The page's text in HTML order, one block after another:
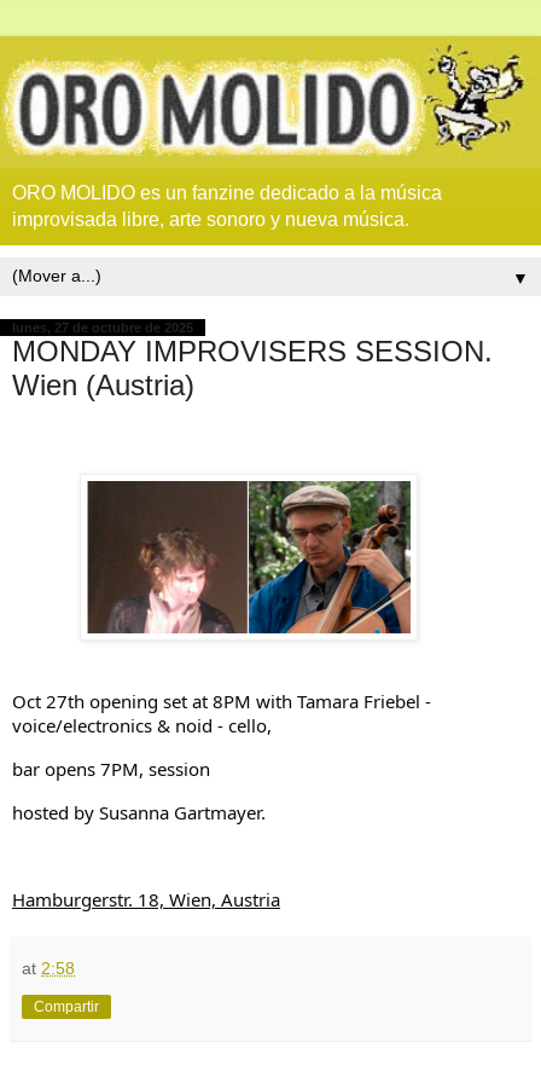
ORO MOLIDO es un fanzine dedicado a la música
improvisada libre, arte sonoro y nueva música.
▼
lunes, 27 de octubre de 2025
MONDAY IMPROVISERS SESSION.
Wien (Austria)
Oct 27th opening set at 8PM with Tamara Friebel -
voice/electronics & noid - cello,
bar opens 7PM, session
hosted by Susanna Gartmayer.
Hamburgerstr. 18, Wien, Austria
at 2:58
Compartir